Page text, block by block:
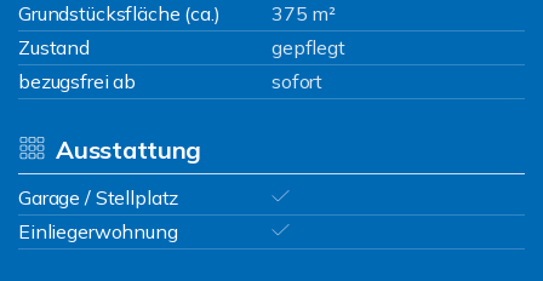
Grundstücksfläche (ca.)
375 m²
Zustand
gepflegt
bezugsfrei ab
sofort
Ausstattung
Garage / Stellplatz
Einliegerwohnung